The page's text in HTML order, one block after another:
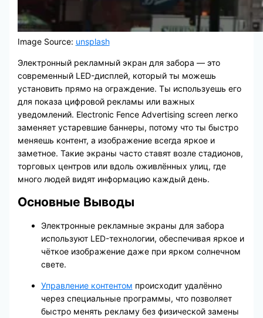
Image Source: unsplash
Электронный рекламный экран для забора — это
современный LED-дисплей, который ты можешь
установить прямо на ограждение. Ты используешь его
для показа цифровой рекламы или важных
уведомлений. Electronic Fence Advertising screen легко
заменяет устаревшие баннеры, потому что ты быстро
меняешь контент, а изображение всегда яркое и
заметное. Такие экраны часто ставят возле стадионов,
торговых центров или вдоль оживлённых улиц, где
много людей видят информацию каждый день.
Основные Выводы
Электронные рекламные экраны для забора
используют LED-технологии, обеспечивая яркое и
чёткое изображение даже при ярком солнечном
свете.
Управление контентом происходит удалённо
через специальные программы, что позволяет
быстро менять рекламу без физической замены